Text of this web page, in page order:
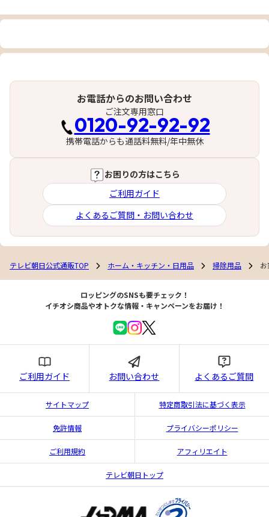
お電話からのお問い合わせ
ご注文専用窓口
0120-92-92-92
携帯電話からも通話料無料/年中無休
お困りの方はこちら
ご利用ガイド
よくあるご質問・お問い合わせ
テレビ朝日公式通販TOP ホーム・キッチン・日用品 掃除用品
ロッピングのSNSも要チェック！
イチオシ商品やオトクな情報・キャンペーンをお届け！
ご利用ガイド お問い合わせ よくあるご質問
サイトマップ 特定商取引法に基づく表示
免許情報 プライバシーポリシー
ご利用規約 アフィリエイト
テレビ朝日トップ